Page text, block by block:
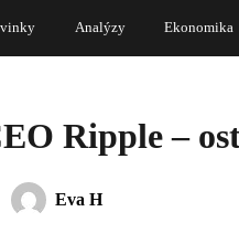
Analýzy Ekonomika
Ripple –
Eva H